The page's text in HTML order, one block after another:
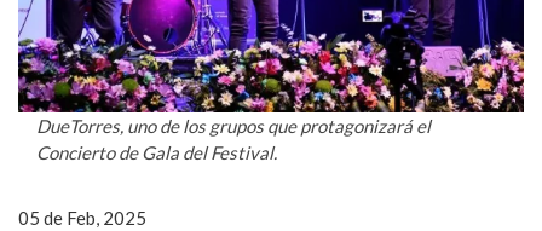
DueTorres, uno de los grupos que protagonizará el
Concierto de Gala del Festival.
05 de Feb, 2025